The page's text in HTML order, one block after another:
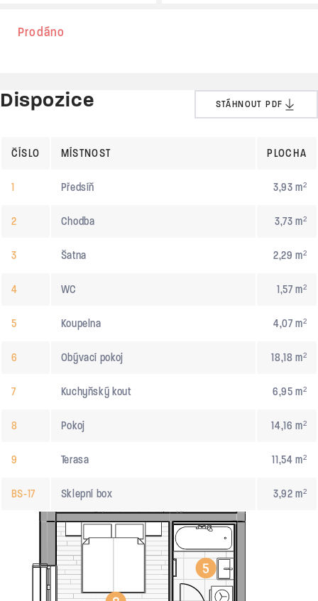
Prodáno
Dispozice STÁHNOUT PDF
ČÍSLO MÍSTNOST PLOCHA
1 Předsíň 3,93 m²
2 Chodba 3,73 m²
3 Šatna 2,29 m²
4 WC 1,57 m²
5 Koupelna 4,07 m²
6 Obývací pokoj 18,18 m²
7 Kuchyňský kout 6,95 m²
8 Pokoj 14,16 m²
9 Terasa 11,54 m²
BS-17 Sklepní box 3,92 m²